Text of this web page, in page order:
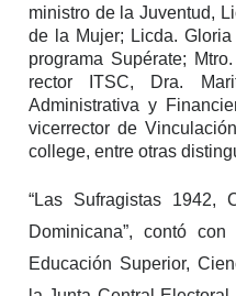
ministro de la Juventud,
de la Mujer; Licda.
programa Supérate;
rector ITSC, Dra.
Administrativa y
vicerrector de
college, entre otras
“Las Sufragistas
Dominicana”, contó
Educación Superior,